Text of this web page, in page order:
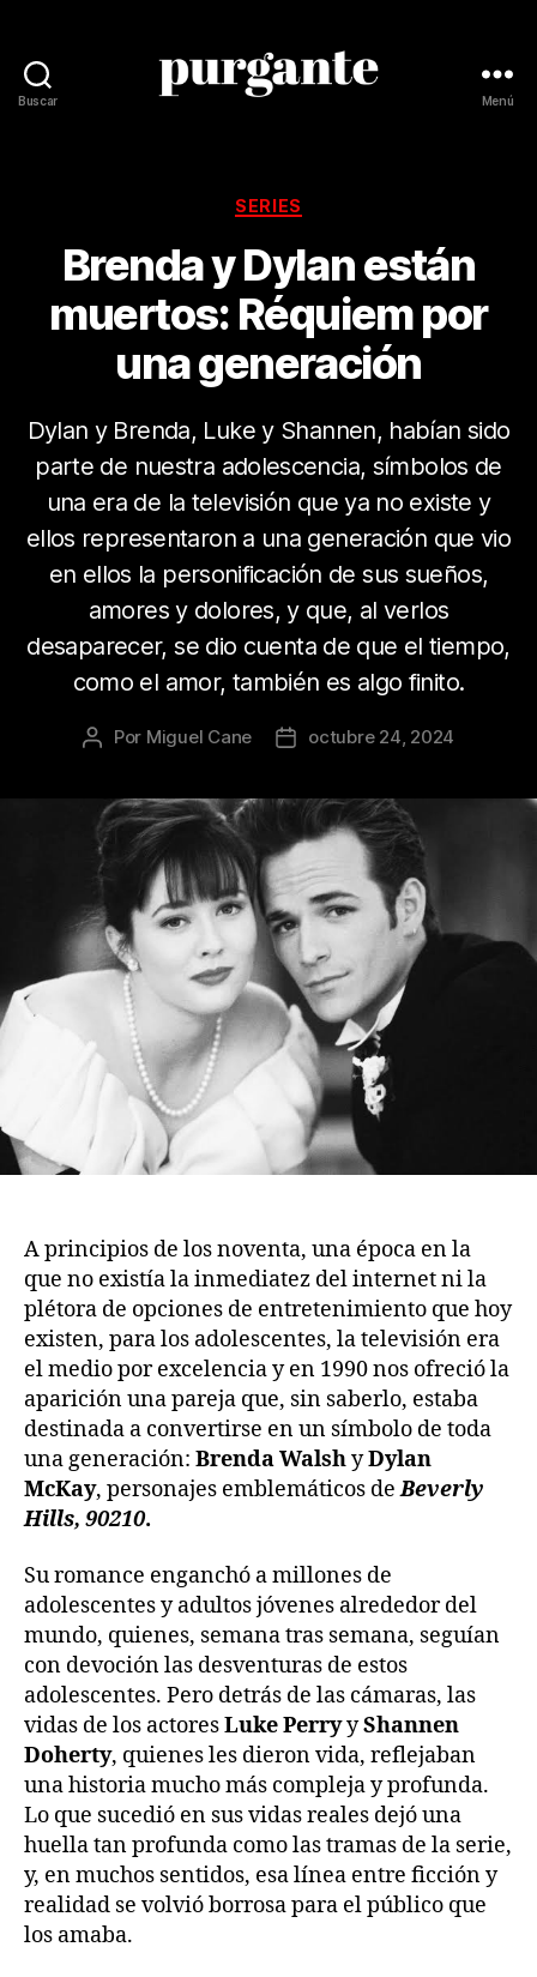
Buscar Menú
Categorías
SERIES
Brenda y Dylan están
muertos: Réquiem por
una generación
Dylan y Brenda, Luke y Shannen, habían sido
parte de nuestra adolescencia, símbolos de
una era de la televisión que ya no existe y
ellos representaron a una generación que vio
en ellos la personificación de sus sueños,
amores y dolores, y que, al verlos
desaparecer, se dio cuenta de que el tiempo,
como el amor, también es algo finito.
Autor
publicación
Por Miguel Cane
Fecha
publicación
octubre 24, 2024
A principios de los noventa, una época en la
que no existía la inmediatez del internet ni la
plétora de opciones de entretenimiento que hoy
existen, para los adolescentes, la televisión era
el medio por excelencia y en 1990 nos ofreció la
aparición una pareja que, sin saberlo, estaba
destinada a convertirse en un símbolo de toda
una generación: Brenda WalshyDylan
McKay, personajes emblemáticos deBeverly
Hills, 90210.
Su romance enganchó a millones de
adolescentes y adultos jóvenes alrededor del
mundo, quienes, semana tras semana, seguían
con devoción las desventuras de estos
adolescentes. Pero detrás de las cámaras, las
vidas de los actoresLuke PerryyShannen
Doherty, quienes les dieron vida, reflejaban
una historia mucho más compleja y profunda.
Lo que sucedió en sus vidas reales dejó una
huella tan profunda como las tramas de la serie,
y, en muchos sentidos, esa línea entre ficción y
realidad se volvió borrosa para el público que
los amaba.